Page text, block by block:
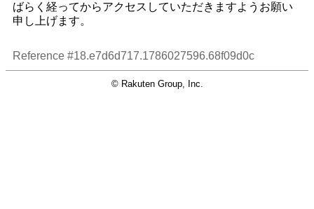
ばらく経ってからアクセスしていただきますようお願い
申し上げます。
Reference #18.e7d6d717.1786027596.68f09d0c
© Rakuten Group, Inc.